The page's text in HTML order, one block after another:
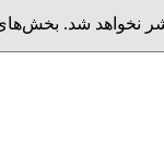
نخواهد شد. بخش‌های